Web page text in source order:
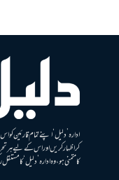
ادارہ ’دلیل‘ اپنے تمام قارئین
کر اظہار کریں اور اس کے لیے ہر
کا متمنی ہو، وہ ادارہ ’دلیل‘ کا